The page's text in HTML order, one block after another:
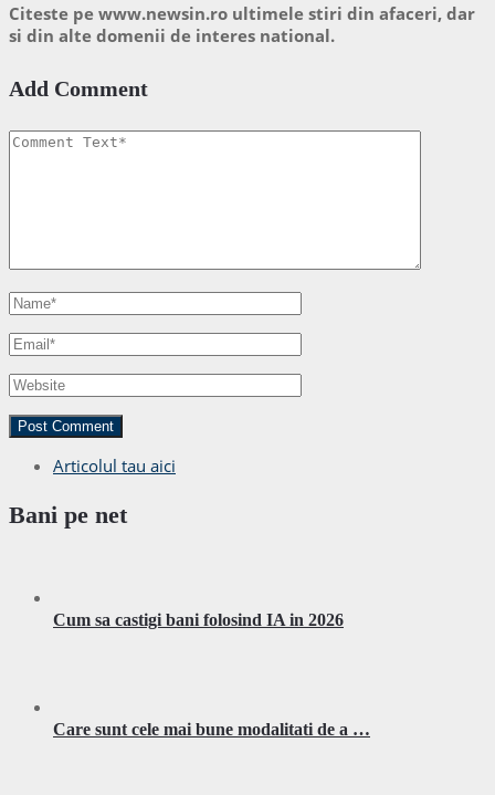
Citeste pe www.newsin.ro ultimele stiri din afaceri, dar
si din alte domenii de interes national.
Add Comment
Articolul tau aici
Bani pe net
Cum sa castigi bani folosind IA in 2026
Care sunt cele mai bune modalitati de a …